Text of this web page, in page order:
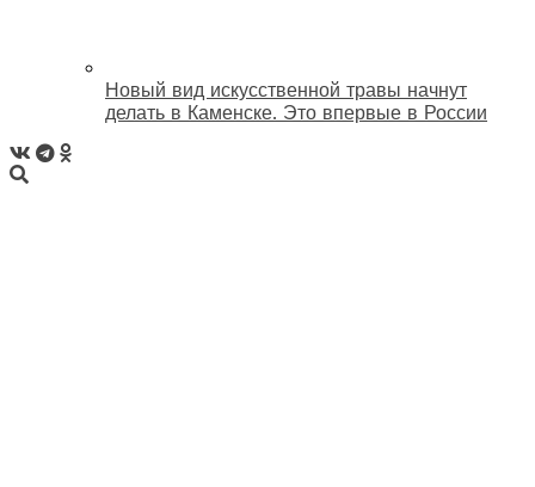
Новый вид искусственной травы начнут
делать в Каменске. Это впервые в России